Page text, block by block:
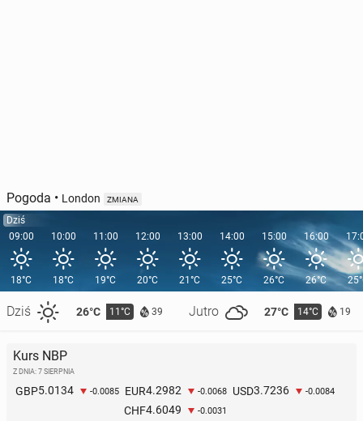
Pogoda • London ZMIANA
Dziś
09:00
18°C
Dziś 26°C 11°C 39 Jutro 27°C 14°C 19
10:00
18°C
11:00
19°C
12:00
20°C
13:00
21°C
14:00
25°C
15:00
26°C
16:00
26°C
Kurs NBP
Z DNIA: 7 SIERPNIA
GBP5.0134 -0.0085 EUR4.2982 -0.0068 USD3.7236 -0.0084
CHF4.6049 -0.0031